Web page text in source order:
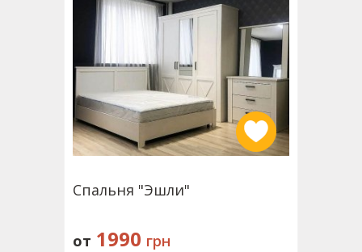
Спальня "Эшли"
от 1990 грн